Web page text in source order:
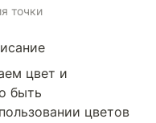
точки
цвет и
быть
цветов